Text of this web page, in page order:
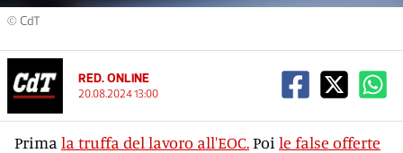
© CdT
RED. ONLINE
20.08.2024 13:00
Prima la truffa del lavoro all'EOC.Poi le false offerte